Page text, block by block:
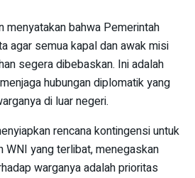
menyatakan bahwa Pemerintah
agar semua kapal dan awak misi
segera dibebaskan. Ini adalah
hubungan diplomatik yang
di luar negeri.
rencana kontingensi untuk
WNI yang terlibat, menegaskan
warganya adalah prioritas